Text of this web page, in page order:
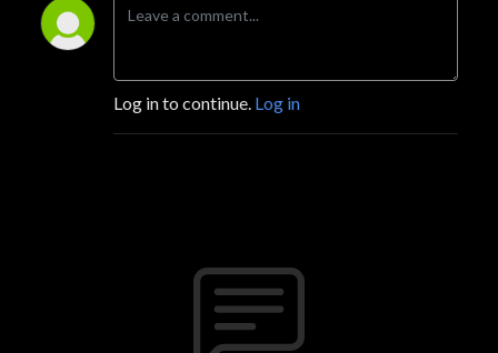
Log in to continue. Log in